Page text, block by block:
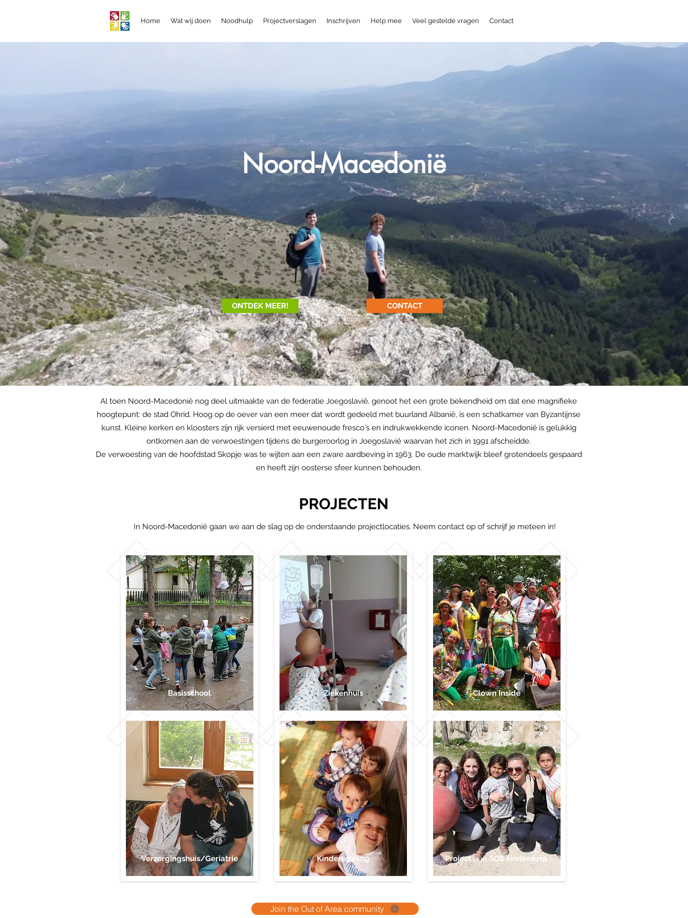
Home Wat wij doen Noodhulp Projectverslagen Inschrijven Help mee Veel gestelde vragen Contact
Noord-Macedonië
CONTACT
ONTDEK MEER!
Al toen Noord-Macedonië nog deel uitmaakte van de federatie Joegoslavië, genoot het een grote bekendheid om dat ene magnifieke
hoogtepunt: de stad Ohrid. Hoog op de oever van een meer dat wordt gedeeld met buurland Albanië, is een schatkamer van Byzantijnse
kunst. Kleine kerken en kloosters zijn rijk versierd met eeuwenoude fresco's en indrukwekkende iconen. Noord-Macedonië is gelukkig
ontkomen aan de verwoestingen tijdens de burgeroorlog in Joegoslavië waarvan het zich in 1991 afscheidde.
De verwoesting van de hoofdstad Skopje was te wijten aan een zware aardbeving in 1963. De oude marktwijk bleef grotendeels gespaard
en heeft zijn oosterse sfeer kunnen behouden.
PROJECTEN
In Noord-Macedonië gaan we aan de slag op de onderstaande projectlocaties. Neem contact op of schrijf je meteen in!
Basisschool
Verzorgingshuis/Geriatrie
Ziekenhuis
Kinderopvang
Clown Inside
Projecti.s.m.SOS kinderdorp
Join the Out of Area community